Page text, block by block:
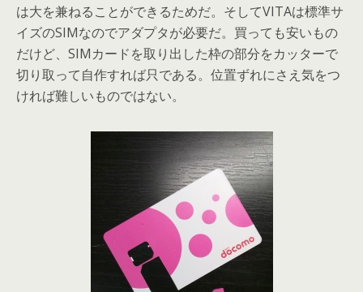
は大を兼ねることができるためだ。そしてVITAは標準サ
イズのSIMなのでアダプタが必要だ。買っても安いもの
だけど、SIMカードを取り出した枠の部分をカッターで
切り取って自作すれば只である。位置ずれにさえ気をつ
ければ難しいものではない。